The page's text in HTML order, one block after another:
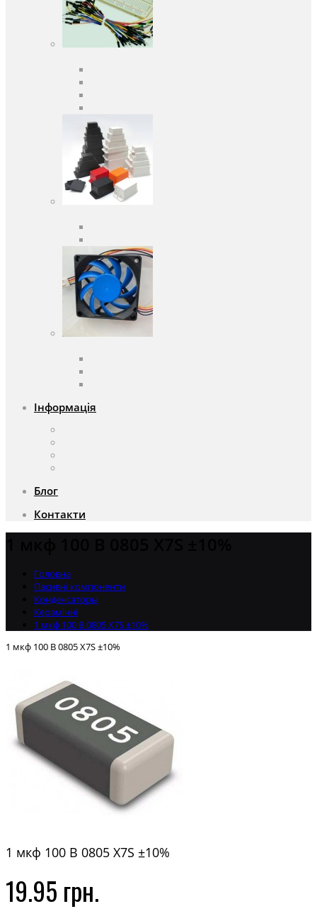
Інформація
Блог
Контакти
Головна
Пасивні компоненти
Конденсаторы
Керамічні
1 мкф 100 В 0805 X7S ±10%
1 мкф 100 В 0805 X7S ±10%
1 мкф 100 В 0805 X7S ±10%
19.95 грн.